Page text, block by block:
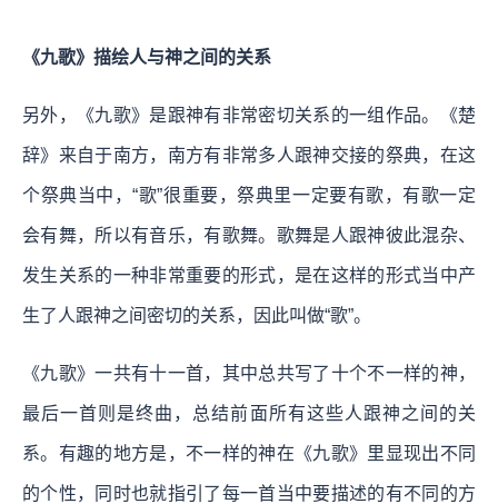
《九歌》描绘人与神之间的关系
另外，《九歌》是跟神有非常密切关系的一组作品。《楚
辞》来自于南方，南方有非常多人跟神交接的祭典，在这
个祭典当中，“歌”很重要，祭典里一定要有歌，有歌一定
会有舞，所以有音乐，有歌舞。歌舞是人跟神彼此混杂、
发生关系的一种非常重要的形式，是在这样的形式当中产
生了人跟神之间密切的关系，因此叫做“歌”。
《九歌》一共有十一首，其中总共写了十个不一样的神，
最后一首则是终曲，总结前面所有这些人跟神之间的关
系。有趣的地方是，不一样的神在《九歌》里显现出不同
的个性，同时也就指引了每一首当中要描述的有不同的方